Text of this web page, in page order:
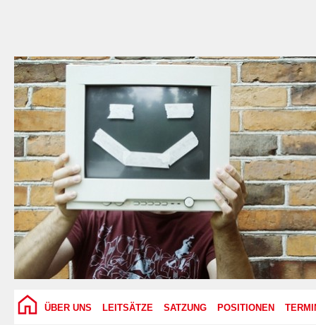
ÜBER UNS LEITSÄTZE SATZUNG POSITIONEN